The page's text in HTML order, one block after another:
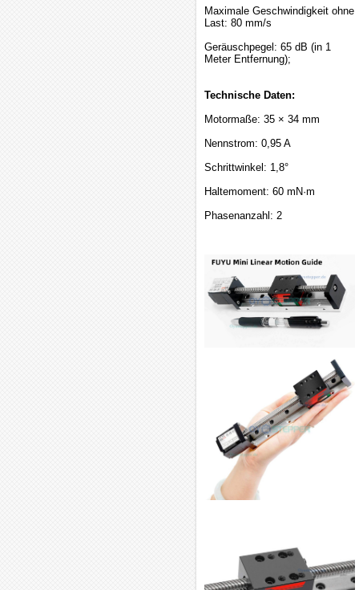
Maximale Geschwindigkeit ohne
Last: 80 mm/s
Geräuschpegel: 65 dB (in 1
Meter Entfernung);
Technische Daten:
Motormaße: 35 × 34 mm
Nennstrom: 0,95 A
Schrittwinkel: 1,8°
Haltemoment: 60 mN·m
Phasenanzahl: 2